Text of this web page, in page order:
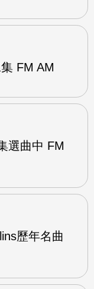
FM AM
選曲中 FM
歷年名曲